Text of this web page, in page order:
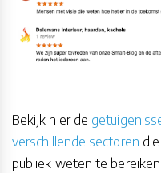
Bekijk hier de
verschillende sectoren
publiek weten te bereiken.